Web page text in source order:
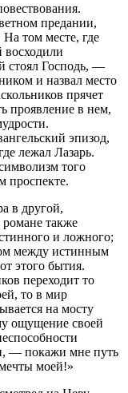
предании,
том месте, где
восходили
стоял Господь, —
и назвал место
прячет
проявление в нем,
.
эпизод,
лежал Лазарь.
того
проспекте.
в другой,
также
и ложного;
между истинным
этого бытия.
переходит то
то в мир
на мосту
ощущение своей
— покажи мне путь
моей!»